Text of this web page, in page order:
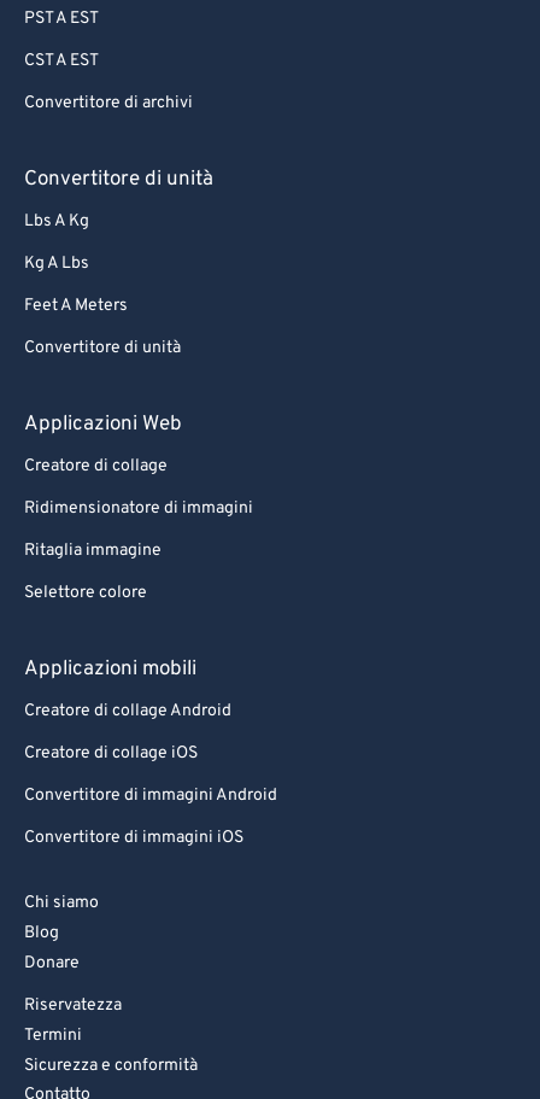
PST A EST
CST A EST
Convertitore di archivi
Convertitore di unità
Lbs A Kg
Kg A Lbs
Feet A Meters
Convertitore di unità
Applicazioni Web
Creatore di collage
Ridimensionatore di immagini
Ritaglia immagine
Selettore colore
Applicazioni mobili
Creatore di collage Android
Creatore di collage iOS
Convertitore di immagini Android
Convertitore di immagini iOS
Chi siamo
Blog
Donare
Riservatezza
Termini
Sicurezza e conformità
Contatto